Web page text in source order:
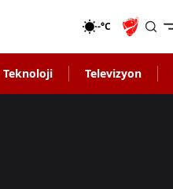
-°C
Teknoloji Televizyon